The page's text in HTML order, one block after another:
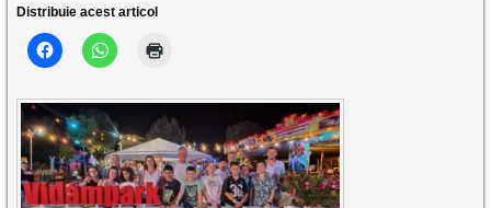
Distribuie acest articol